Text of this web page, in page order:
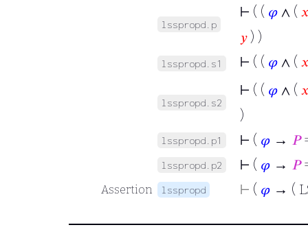
lsspropd.p
⊢ ( ( 𝜑 ∧ (
𝑦) )
lsspropd.s1 ⊢ ( ( 𝜑 ∧ (
lsspropd.s2
⊢ ( ( 𝜑 ∧ (
)
lsspropd.p1 ⊢ ( 𝜑 → 𝑃
lsspropd.p2 ⊢ ( 𝜑 → 𝑃
Assertion lsspropd ⊢ ( 𝜑 → (